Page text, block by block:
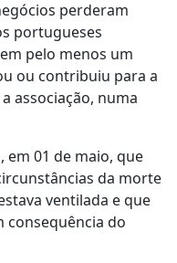
perderam
portugueses
pelo menos um
ou contribuiu para a
associação, numa
em 01 de maio, que
da morte
ventilada e que
consequência do